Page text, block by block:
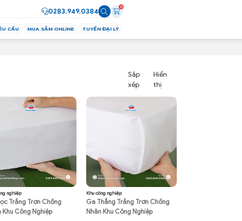
0283.949.0384
0
CẦU MUA SẮM ONLINE TUYỂN ĐẠI LÝ
Sắp
xếp
Hiển
thị
nghiệp
Trắng Trơn Chống
Khu Công Nghiệp
Khu công nghiệp
Ga Thẳng Trắng Trơn Chống
Nhăn Khu Công Nghiệp